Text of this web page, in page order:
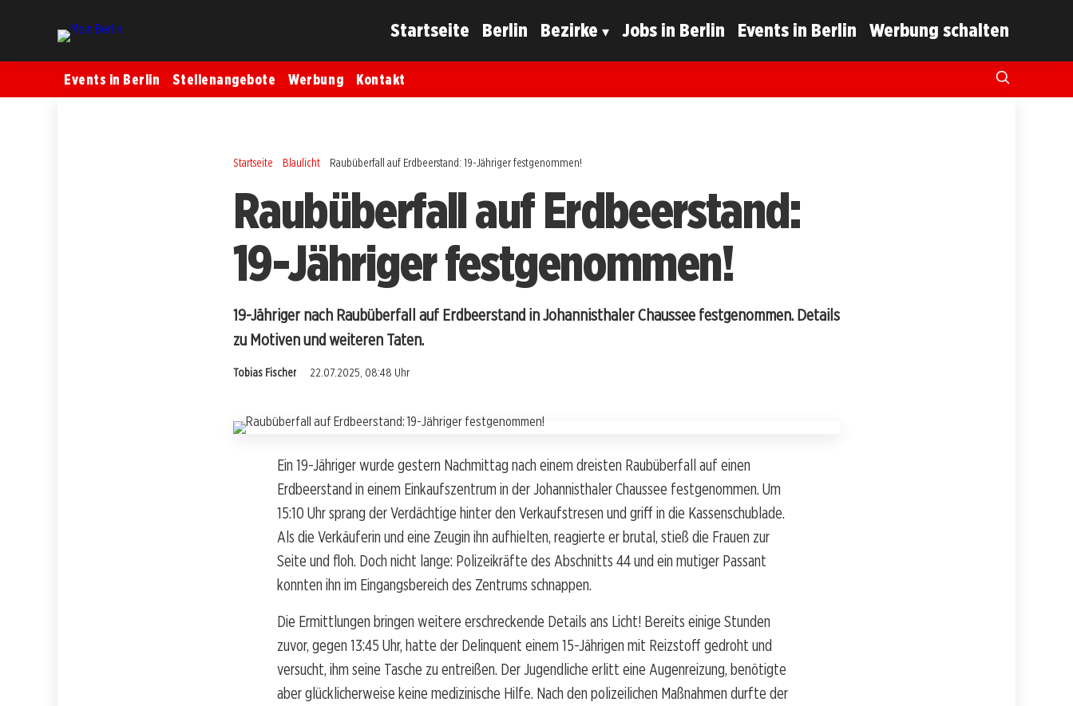
Startseite Berlin Bezirke Jobs in Berlin Events in Berlin Werbung schalten
Events in Berlin Stellenangebote Werbung Kontakt
Startseite Blaulicht Raubüberfall auf Erdbeerstand: 19-Jähriger festgenommen!
Raubüberfall auf Erdbeerstand:
19-Jähriger festgenommen!
19-Jähriger nach Raubüberfall auf Erdbeerstand in Johannisthaler Chaussee festgenommen. Details
zu Motiven und weiteren Taten.
Tobias Fischer 22.07.2025, 08:48 Uhr
Ein 19-Jähriger wurde gestern Nachmittag nach einem dreisten Raubüberfall auf einen
Erdbeerstand in einem Einkaufszentrum in der Johannisthaler Chaussee festgenommen. Um
15:10 Uhr sprang der Verdächtige hinter den Verkaufstresen und griff in die Kassenschublade.
Als die Verkäuferin und eine Zeugin ihn aufhielten, reagierte er brutal, stieß die Frauen zur
Seite und floh. Doch nicht lange: Polizeikräfte des Abschnitts 44 und ein mutiger Passant
konnten ihn im Eingangsbereich des Zentrums schnappen.
Die Ermittlungen bringen weitere erschreckende Details ans Licht! Bereits einige Stunden
zuvor, gegen 13:45 Uhr, hatte der Delinquent einem 15-Jährigen mit Reizstoff gedroht und
versucht, ihm seine Tasche zu entreißen. Der Jugendliche erlitt eine Augenreizung, benötigte
aber glücklicherweise keine medizinische Hilfe. Nach den polizeilichen Maßnahmen durfte der